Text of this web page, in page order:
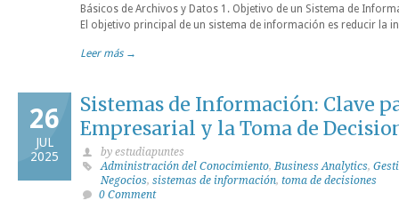
Básicos de Archivos y Datos 1. Objetivo de un Sistema de
El objetivo principal de un sistema de información es reducir la
Leer más →
26
JUL
2025
Sistemas de Información: Clave
Empresarial y la Toma de
by estudiapuntes
Administración del Conocimiento,Business Analytics,
Negocios, sistemas de información, toma de decisiones
0 Comment